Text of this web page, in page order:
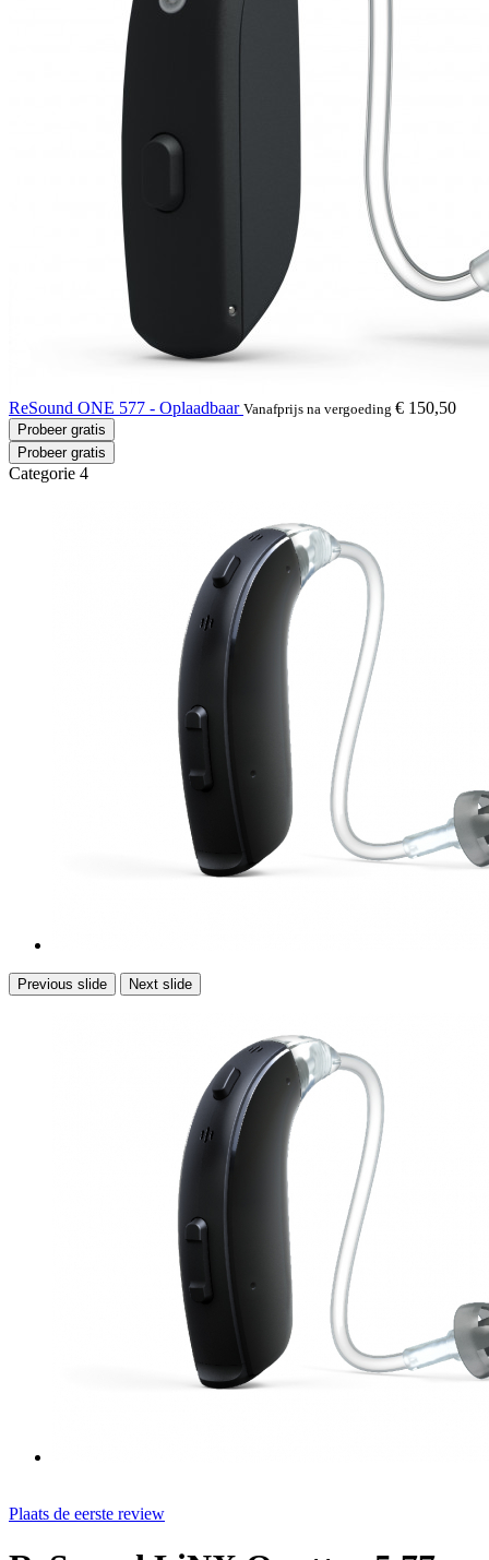
ReSound ONE 577 - Oplaadbaar Vanafprijs na vergoeding € 150,50
Probeer gratis
Probeer gratis
Categorie 4
Previous slide Next slide
Plaats de eerste review